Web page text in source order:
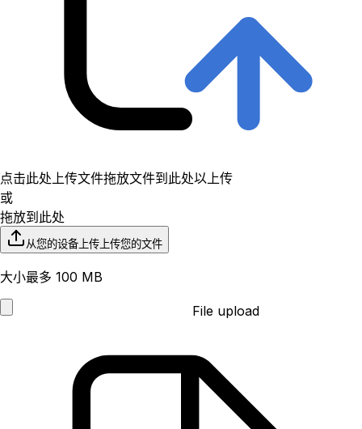
点击此处上传文件拖放文件到此处以上传
或
拖放到此处
从您的设备上传 上传您的文件
大小最多 100 MB
File upload